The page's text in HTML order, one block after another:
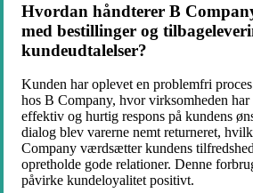
Hvordan håndterer B
med bestillinger og
kundeudtalelser?
Kunden har oplevet en problemfri
hos B Company, hvor virksomheden har
effektiv og hurtig respons på kundens
dialog blev varerne nemt returneret,
Company værdsætter kundens
opretholde gode relationer. Denne
påvirke kundeloyalitet positivt.